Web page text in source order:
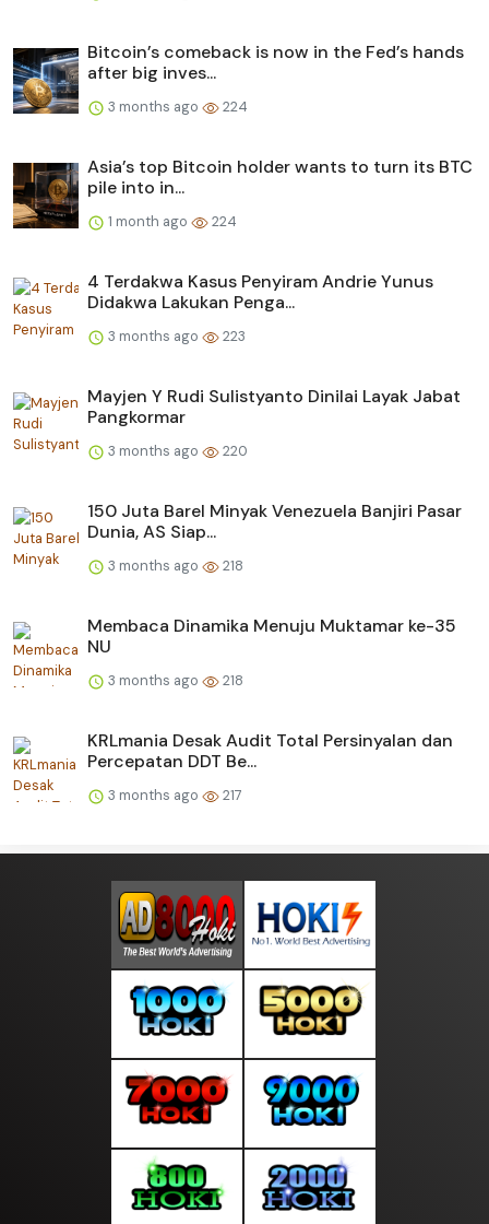
Bitcoin’s comeback is now in the Fed’s hands
after big inves...
3 months ago 224
Asia’s top Bitcoin holder wants to turn its BTC
pile into in...
1 month ago 224
4 Terdakwa Kasus Penyiram Andrie Yunus
Didakwa Lakukan Penga...
3 months ago 223
Mayjen Y Rudi Sulistyanto Dinilai Layak Jabat
Pangkormar
3 months ago 220
150 Juta Barel Minyak Venezuela Banjiri Pasar
Dunia, AS Siap...
3 months ago 218
Membaca Dinamika Menuju Muktamar ke-35
NU
3 months ago 218
KRLmania Desak Audit Total Persinyalan dan
Percepatan DDT Be...
3 months ago 217